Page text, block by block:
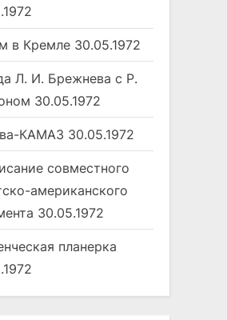
в Кремле 30.05.1972
Л. И. Брежнева с Р.
30.05.1972
КАМАЗ 30.05.1972
совместного
американского
30.05.1972
планерка